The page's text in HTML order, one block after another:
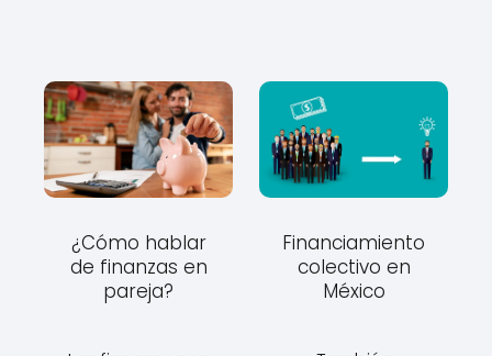
¿Cómo hablar
de finanzas en
pareja?
Financiamiento
colectivo en
México